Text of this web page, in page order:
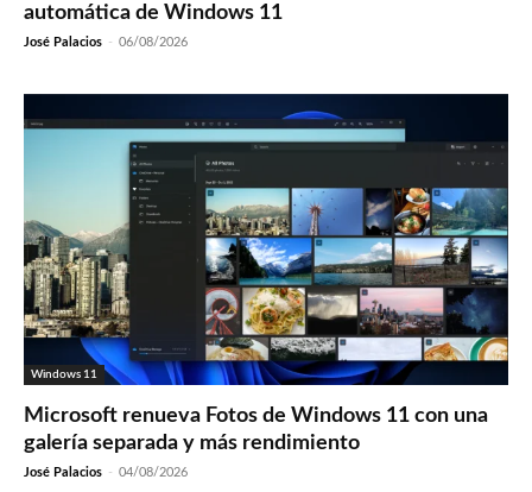
automática de Windows 11
José Palacios - 06/08/2026
Windows 11
Microsoft renueva Fotos de Windows 11 con una
galería separada y más rendimiento
José Palacios - 04/08/2026